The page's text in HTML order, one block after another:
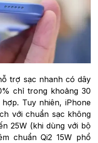
trợ sạc nhanh có dây
chỉ trong khoảng 30
Tuy nhiên, iPhone
với chuẩn sạc không
25W (khi dùng với bộ
chuẩn Qi2 15W phổ